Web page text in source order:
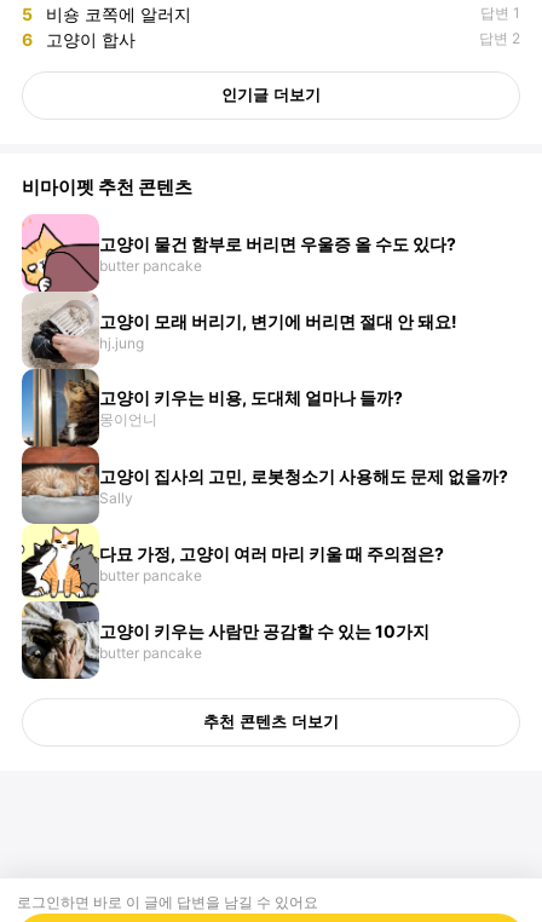
5 비숑 코쪽에 알러지 답변 1
6 고양이 합사 답변 2
인기글 더보기
비마이펫 추천 콘텐츠
고양이 물건 함부로 버리면 우울증 올 수도 있다?
butter pancake
고양이 모래 버리기, 변기에 버리면 절대 안 돼요!
hj.jung
고양이 키우는 비용, 도대체 얼마나 들까?
몽이언니
고양이 집사의 고민, 로봇청소기 사용해도 문제 없을까?
Sally
다묘 가정, 고양이 여러 마리 키울 때 주의점은?
butter pancake
고양이 키우는 사람만 공감할 수 있는 10가지
butter pancake
추천 콘텐츠 더보기
로그인하면 바로 이 글에 답변 을 남길 수 있어요